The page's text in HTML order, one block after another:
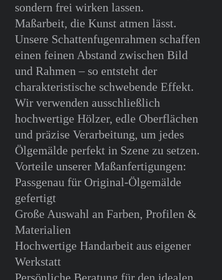
sondern frei wirken lassen.
Maßarbeit, die Kunst atmen lässt.
Unsere Schattenfugenrahmen schaffen
einen feinen Abstand zwischen Bild
und Rahmen – so entsteht der
charakteristische schwebende Effekt.
Wir verwenden ausschließlich
hochwertige Hölzer, edle Oberflächen
und präzise Verarbeitung, um jedes
Ölgemälde perfekt in Szene zu setzen.
Vorteile unserer Maßanfertigungen:
Passgenau für Original-Ölgemälde
gefertigt
Große Auswahl an Farben, Profilen &
Materialien
Hochwertige Handarbeit aus eigener
Werkstatt
Persönliche Beratung für den idealen